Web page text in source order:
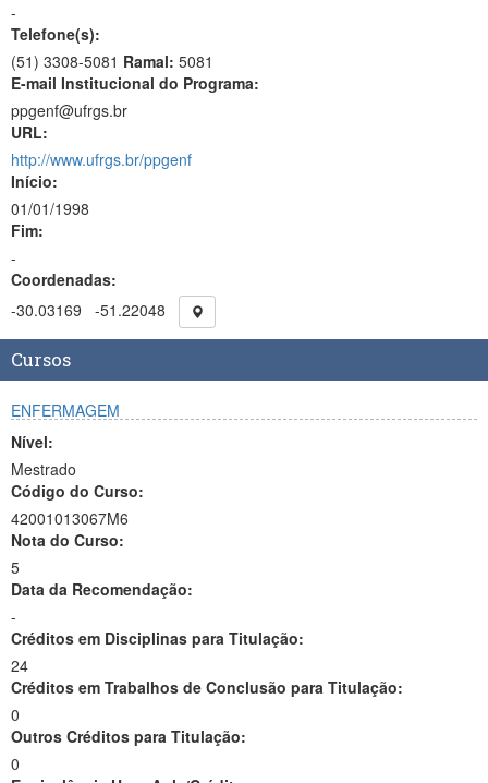
-
Telefone(s):
(51) 3308-5081 Ramal: 5081
E-mail Institucional do Programa:
ppgenf@ufrgs.br
URL:
http://www.ufrgs.br/ppgenf
Início:
01/01/1998
Fim:
-
Coordenadas:
-30.03169
-51.22048
Cursos
ENFERMAGEM
Nível:
Mestrado
Código do Curso:
42001013067M6
Nota do Curso:
5
Data da Recomendação:
-
Créditos em Disciplinas para Titulação:
24
Créditos em Trabalhos de Conclusão para Titulação:
0
Outros Créditos para Titulação:
0